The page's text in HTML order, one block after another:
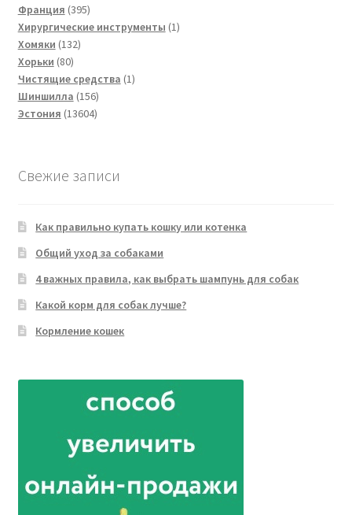
Франция 395395
товаров
Хирургические инструменты 11
Хомяки 132132
Хорьки 8080
товаров
Чистящие средства 11
Шиншилла 156156
товаров
Эстония 1360413604
Свежие записи
Как правильно купать кошку или котенка
Общий уход за собаками
4 важных правила, как выбрать шампунь для собак
Какой корм для собак лучше?
Кормление кошек